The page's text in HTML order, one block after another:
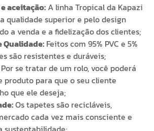
aceitação: A linha Tropical da Kapazi
qualidade superior e pelo design
a venda e a fidelização dos clientes;
Qualidade: Feitos com 95% PVC e 5%
são resistentes e duráveis;
Por se tratar de um rolo, você poderá
produto para que o seu cliente
que ele deseja;
Os tapetes são recicláveis,
cada vez mais consciente e